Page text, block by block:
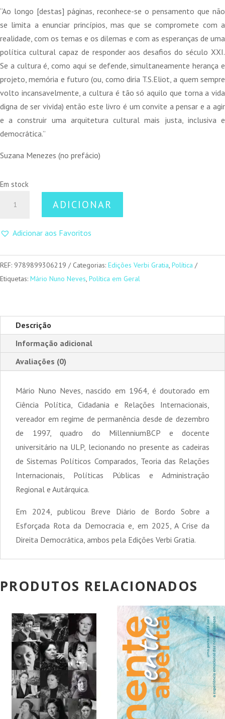
original
era:
15,90 €.
atual
é:
14,31 €.
“Ao longo [destas] páginas, reconhece-se o pensamento que não
se limita a enunciar princípios, mas que se compromete com a
realidade, com os temas e os dilemas e com as esperanças de uma
política cultural capaz de responder aos desafios do século XXI.
Se a cultura é, como aqui se defende, simultaneamente herança e
projeto, memória e futuro (ou, como diria T.S.Eliot, a quem sempre
volto incansavelmente, a cultura é tão só aquilo que torna a vida
digna de ser vivida) então este livro é um convite a pensar e a agir
e a construir uma arquitetura cultural mais justa, inclusiva e
democrática.”
Suzana Menezes (no prefácio)
Em stock
Democracia
Estado
ADICIONAR
Adicionar aos Favoritos
REF: 9789899306219 Categorias: Edições Verbi Gratia Política
Etiquetas: Mário Nuno Neves Política em Geral
Descrição
Informação adicional
Avaliações (0)
Mário Nuno Neves, nascido em 1964, é doutorado em
Ciência Política, Cidadania e Relações Internacionais,
vereador em regime de permanência desde de dezembro
de 1997, quadro do MillenniumBCP e docente
universitário na ULP, lecionando no presente as cadeiras
de Sistemas Políticos Comparados, Teoria das Relações
Internacionais, Políticas Públicas e Administração
Regional e Autárquica.
Em 2024, publicou Breve Diário de Bordo Sobre a
Esforçada Rota da Democracia e, em 2025, A Crise da
Direita Democrática, ambos pela Edições Verbi Gratia.
PRODUTOS RELACIONADOS
PROMOÇÃO! PROMOÇÃO!